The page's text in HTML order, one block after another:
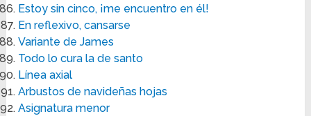
Estoy sin cinco, ¡me encuentro en él!
En reflexivo, cansarse
Variante de James
Todo lo cura la de santo
Línea axial
Arbustos de navideñas hojas
Asignatura menor